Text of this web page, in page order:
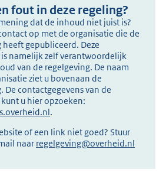
fout in deze regeling?
dat de inhoud niet juist is?
op met de organisatie die de
heeft gepubliceerd. Deze
namelijk zelf verantwoordelijk
van de regelgeving. De naam
ziet u bovenaan de
De contactgegevens van de
u hier opzoeken:
.
of een link niet goed? Stuur
naar regelgeving@overheid.nl